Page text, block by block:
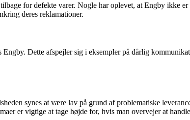
for defekte varer. Nogle har oplevet, at Engby ikke
deres reklamationer.
Dette afspejler sig i eksempler på dårlig
synes at være lav på grund af problematiske
er vigtige at tage højde for, hvis man overvejer at